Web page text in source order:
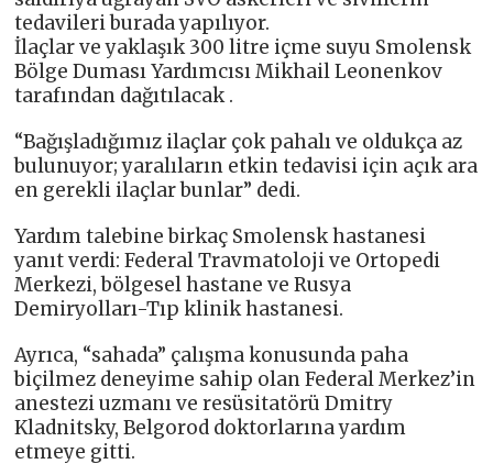
tedavileri burada yapılıyor.
İlaçlar ve yaklaşık 300 litre içme suyu Smolensk
Bölge Duması Yardımcısı Mikhail Leonenkov
tarafından dağıtılacak .
“Bağışladığımız ilaçlar çok pahalı ve oldukça az
bulunuyor; yaralıların etkin tedavisi için açık ara
en gerekli ilaçlar bunlar” dedi.
Yardım talebine birkaç Smolensk hastanesi
yanıt verdi: Federal Travmatoloji ve Ortopedi
Merkezi, bölgesel hastane ve Rusya
Demiryolları-Tıp klinik hastanesi.
Ayrıca, “sahada” çalışma konusunda paha
biçilmez deneyime sahip olan Federal Merkez’in
anestezi uzmanı ve resüsitatörü Dmitry
Kladnitsky, Belgorod doktorlarına yardım
etmeye gitti.